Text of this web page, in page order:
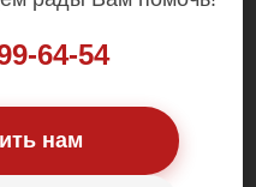
64-54
нам
р.